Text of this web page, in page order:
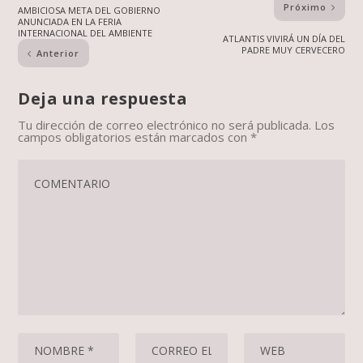
AMBICIOSA META DEL GOBIERNO
ANUNCIADA EN LA FERIA
INTERNACIONAL DEL AMBIENTE
Anterior
Próximo
ATLANTIS VIVIRÁ UN DÍA DEL
PADRE MUY CERVECERO
Deja una respuesta
Tu dirección de correo electrónico no será publicada. Los
campos obligatorios están marcados con*